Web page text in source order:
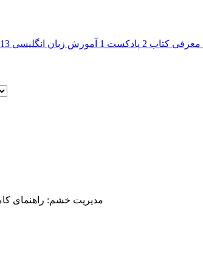
معرفی کتاب 2 پادکست 1 آموزش زبان انگلیسی 13